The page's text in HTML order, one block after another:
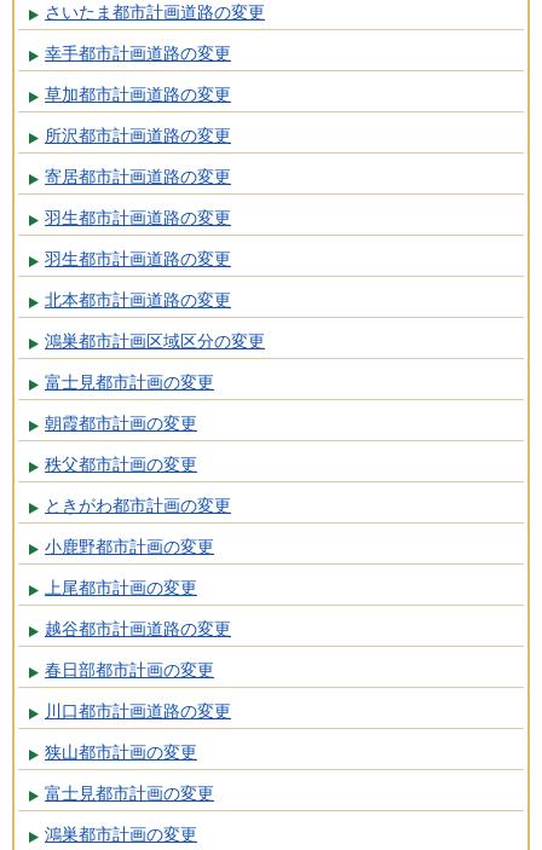
さいたま都市計画道路の変更
幸手都市計画道路の変更
草加都市計画道路の変更
所沢都市計画道路の変更
寄居都市計画道路の変更
羽生都市計画道路の変更
羽生都市計画道路の変更
北本都市計画道路の変更
鴻巣都市計画区域区分の変更
富士見都市計画の変更
朝霞都市計画の変更
秩父都市計画の変更
ときがわ都市計画の変更
小鹿野都市計画の変更
上尾都市計画の変更
越谷都市計画道路の変更
春日部都市計画の変更
川口都市計画道路の変更
狭山都市計画の変更
富士見都市計画の変更
鴻巣都市計画の変更